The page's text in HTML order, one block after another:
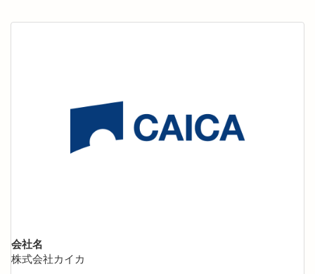
会社名
株式会社カイカ